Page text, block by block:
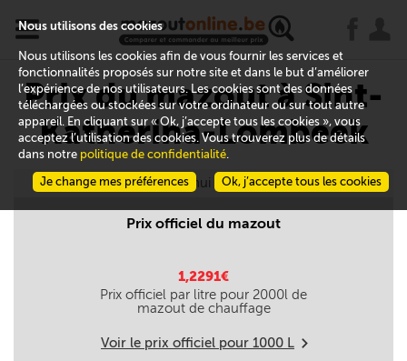
x
Prix du mazout à Sint-
Katherina-Lombeek
Aujourd'hui le 08/08
Prix officiel du mazout
1,2291€
Prix officiel par litre pour 2000l de
mazout de chauffage
Voir le prix officiel pour 1000 L m
Nous utilisons des cookies
Nous utilisons les cookies afin de vous fournir les services et
fonctionnalités proposés sur notre site et dans le but d’améliorer
l’expérience de nos utilisateurs. Les cookies sont des données
téléchargées ou stockées sur votre ordinateur ou sur tout autre
appareil. En cliquant sur « Ok, j’accepte tous les cookies », vous
acceptez l’utilisation des cookies. Vous trouverez plus de détails
dans notre politique de confidentialité.
Ok, j’accepte tous les cookies
Je change mes préférences